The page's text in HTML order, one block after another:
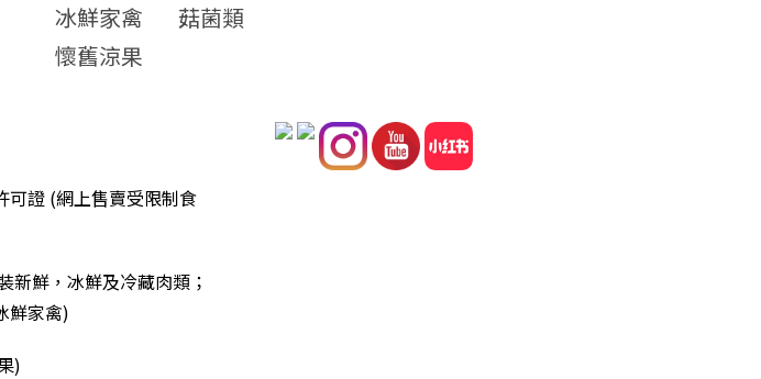
冰鮮家禽
菇菌類
懷舊涼果
可證 (網上售賣受限制食
新鮮，冰鮮及冷藏肉類；
鮮家禽)
)